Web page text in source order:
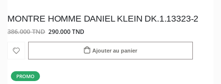
MONTRE HOMME DANIEL KLEIN DK.1.13323-2
386.000 TND 290.000 TND
Ajouter au panier
PROMO